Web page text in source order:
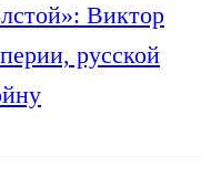
Виктор
русской